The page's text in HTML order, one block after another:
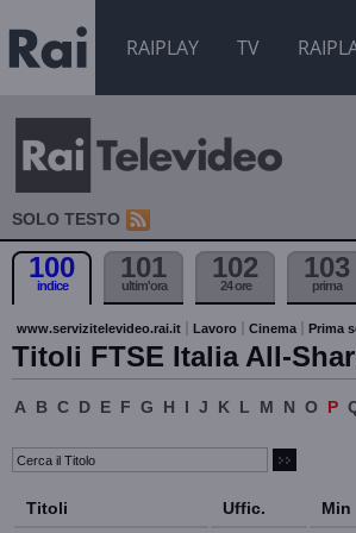
RAIPLAY TV
SOLO TESTO
100
indice
101
ultim'ora
102
24 ore
103
prima
www.servizitelevideo.rai.it Lavoro Cinema Prima
Titoli FTSE Italia All-
A B C D E F G H I J K L M N O P
Titoli Uffic. Min